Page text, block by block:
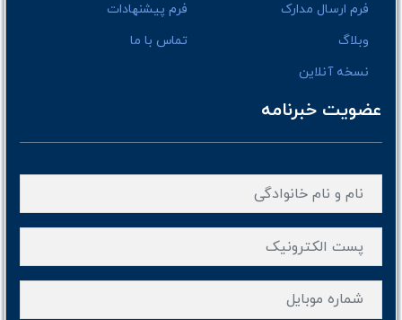
فرم ارسال مدارک
فرم پیشنهادات
وبلاگ
تماس با ما
نسخه آنلاین
عضویت خبرنامه